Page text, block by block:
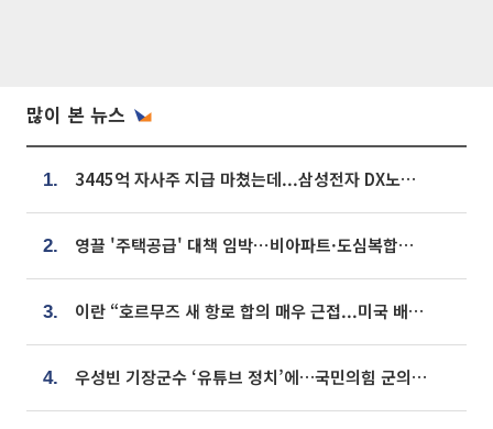
많이 본 뉴스
1. 3445억 자사주 지급 마쳤는데...삼성전자 DX노조, 뒤늦은 '떼쓰기 집회'
2. 영끌 '주택공급' 대책 임박⋯비아파트·도심복합까지 총동원
3. 이란 “호르무즈 새 항로 합의 매우 근접...미국 배상 먼저”
4. 우성빈 기장군수 ‘유튜브 정치’에…국민의힘 군의원들 집단 반발